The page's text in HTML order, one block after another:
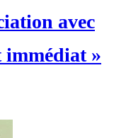
avec
immédiat »